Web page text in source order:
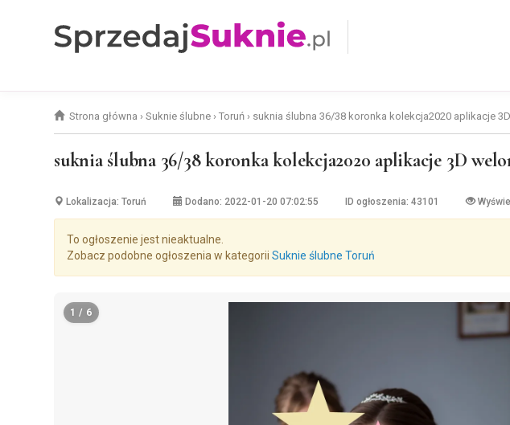
Strona główna › Suknie ślubne › Toruń › suknia ślubna 36/38 koronka kolekcja2020 aplikacje
suknia ślubna 36/38 koronka kolekcja2020 aplikacje 3D
Lokalizacja: Toruń Dodano: 2022-01-20 07:02:55 ID ogłoszenia: 43101
To ogłoszenie jest nieaktualne.
Zobacz podobne ogłoszenia w kategorii Suknie ślubne Toruń
1 / 6